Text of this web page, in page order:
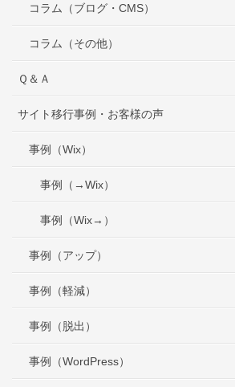
コラム（ブログ・CMS）
コラム（その他）
Ｑ＆Ａ
サイト移行事例・お客様の声
事例（Wix）
事例（→Wix）
事例（Wix→）
事例（アップ）
事例（軽減）
事例（脱出）
事例（WordPress）